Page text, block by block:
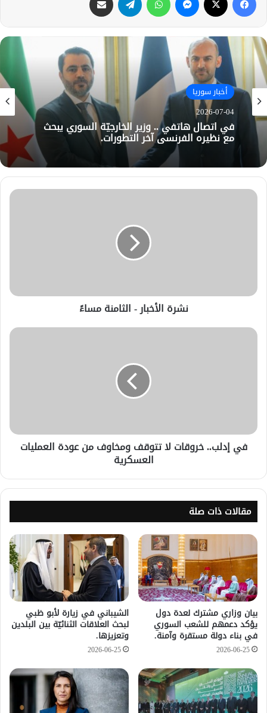
أخبار سوريا
2026-07-04
في اتصال هاتفي .. وزير الخارجيّة السوري يبحث
مع نظيره الفرنسي آخر التطورات.
نشرة الأخبار - الثامنة مساءً
في إدلب.. خروقات لا تتوقف ومخاوف من عودة العمليات
العسكرية
مقالات ذات صلة
بيان وزاري مشترك لعدة دول
يؤكد دعمهم للشعب السوري
في بناء دولة مستقرة وآمنة.
2026-06-25
الشيباني في زيارة لأبو ظبي
لبحث العلاقات الثنائيّة بين البلدين
وتعزيزها.
2026-06-25